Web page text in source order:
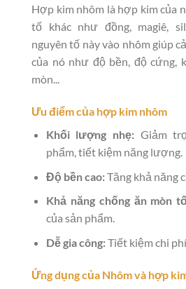
Hợp kim nhôm là hợp kim của
tố khác như đồng, magiê,
nguyên tố này vào nhôm giúp
của nó như độ bền, độ cứng,
mòn...
Ưu điểm của hợp kim nhôm
Khối lượng nhẹ: Giảm
phẩm, tiết kiệm năng lượng.
Độ bền cao:Tăng khả năng
Khả năng chống ăn mòn
của sản phẩm.
Dễ gia công:Tiết kiệm chi
Ứng dụng của Nhôm và hợp